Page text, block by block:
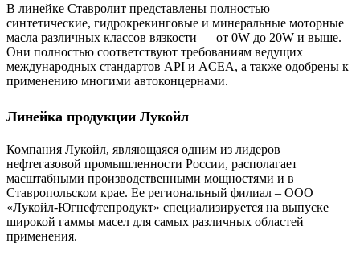
В линейке Ставролит представлены полностью
синтетические, гидрокрекинговые и минеральные моторные
масла различных классов вязкости — от 0W до 20W и выше.
Они полностью соответствуют требованиям ведущих
международных стандартов API и ACEA, а также одобрены к
применению многими автоконцернами.
Линейка продукции Лукойл
Компания Лукойл, являющаяся одним из лидеров
нефтегазовой промышленности России, располагает
масштабными производственными мощностями и в
Ставропольском крае. Ее региональный филиал – ООО
«Лукойл-Югнефтепродукт» специализируется на выпуске
широкой гаммы масел для самых различных областей
применения.